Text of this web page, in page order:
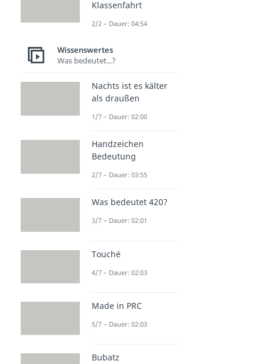
Klassenfahrt
2/2 – Dauer: 04:54
Wissenswertes
Was bedeutet...?
Nachts ist es kälter
als draußen
1/7 – Dauer: 02:00
Handzeichen
Bedeutung
2/7 – Dauer: 03:55
Was bedeutet 420?
3/7 – Dauer: 02:01
Touché
4/7 – Dauer: 02:03
Made in PRC
5/7 – Dauer: 02:03
Bubatz